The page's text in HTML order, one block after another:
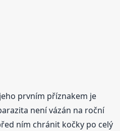
prvním příznakem je
není vázán na roční
ním chránit kočky po celý